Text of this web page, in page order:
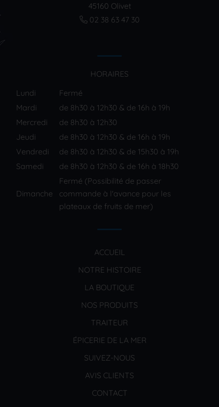
45160 Olivet
02 38 63 47 30
HORAIRES
Lundi
Fermé
Mardi
de 8h30 à 12h30 & de 16h à 19h
Mercredi
de 8h30 à 12h30
Jeudi
de 8h30 à 12h30 & de 16h à 19h
Vendredi
de 8h30 à 12h30 & de 15h30 à 19h
Samedi
de 8h30 à 12h30 & de 16h à 18h30
Dimanche
Fermé (Possibilité de passer
commande à l'avance pour les
plateaux de fruits de mer)
ACCUEIL
NOTRE HISTOIRE
LA BOUTIQUE
NOS PRODUITS
TRAITEUR
ÉPICERIE DE LA MER
SUIVEZ-NOUS
AVIS CLIENTS
CONTACT